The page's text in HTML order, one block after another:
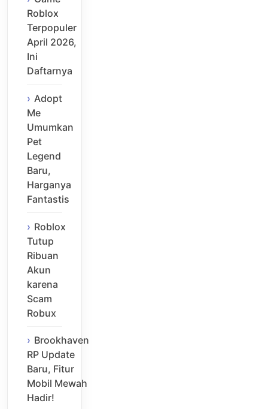
Roblox
Terpopuler
April 2026,
Ini
Daftarnya
Adopt
Me
Umumkan
Pet
Legend
Baru,
Harganya
Fantastis
Roblox
Tutup
Ribuan
Akun
karena
Scam
Robux
Brookhaven
RP Update
Baru, Fitur
Mobil Mewah
Hadir!